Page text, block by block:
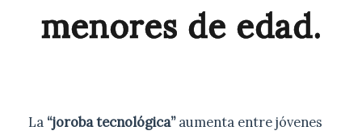
menores de edad.
La “joroba tecnológica”aumenta entre jóvenes